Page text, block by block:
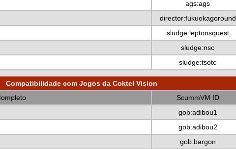
ags:ags
director:fukuokagoround
sludge:leptonsquest
sludge:nsc
sludge:tsotc
Compatibilidade com Jogos da Coktel Vision
ScummVM ID
gob:adibou1
gob:adibou2
gob:bargon